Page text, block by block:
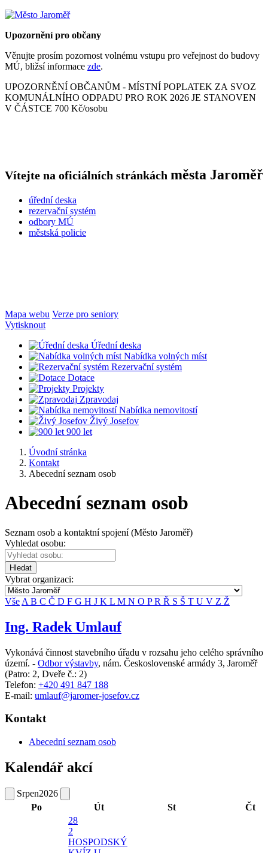
Upozornění pro občany
Věnujte prosím pozornost volnému vstupu pro veřejnost do budovy
MÚ, bližsí informace zde.
UPOZORNĚNÍ OBČANŮM - MÍSTNÍ POPLATEK ZA SVOZ
KOMUNÁLNÍHO ODPADU PRO ROK 2026 JE STANOVEN
V ČÁSTCE 700 Kč/osobu
Vítejte na oficiálních stránkách města Jaroměř
úřední deska
rezervační systém
odbory MÚ
městská policie
Mapa webu Verze pro seniory
Vytisknout
Úřední deska
Nabídka volných míst
Rezervační systém
Dotace
Projekty
Zpravodaj
Nabídka nemovitostí
Živý Josefov
900 let
Úvodní stránka
Kontakt
Abecední seznam osob
Abecední seznam osob
Seznam osob a kontaktní spojení (Město Jaroměř)
Vyhledat osobu:
Hledat
Vybrat organizaci:
Vše A B C Č D F G H J K L M N O PR Ř S Š T U V Z Ž
Ing. Radek Umlauf
Vykonává činnost stavebního úřadu v rozsahu jeho celého správního
území. - Odbor výstavby, nám. Československé armády 3, Jaroměř
(Patro: 2, Dveře č.: 2)
Telefon: +420 491 847 188
E-mail: umlauf@jaromer-josefov.cz
Kontakt
Abecední seznam osob
Kalendář akcí
Srpen2026
Po
Út St
Čt
28
2
HOSPODSKÝ